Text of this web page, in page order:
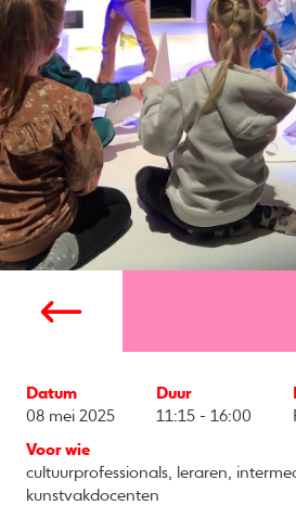
Datum
08 mei 2025
Duur
11:15 - 16:00
Voor wie
cultuurprofessionals, leraren,
kunstvakdocenten